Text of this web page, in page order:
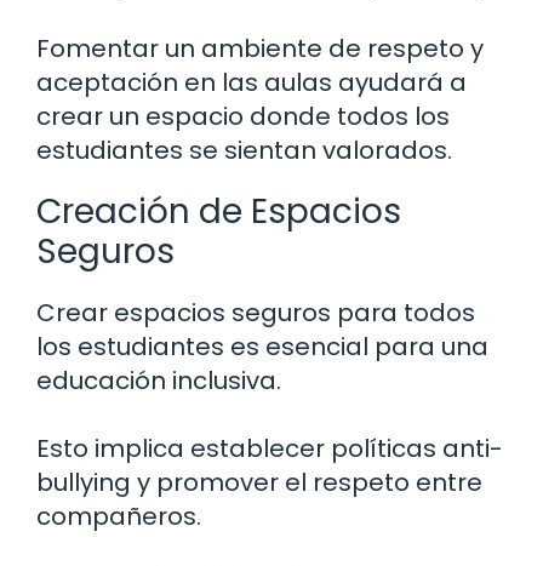
Fomentar un ambiente de respeto y
aceptación en las aulas ayudará a
crear un espacio donde todos los
estudiantes se sientan valorados.
Creación de Espacios
Seguros
Crear espacios seguros para todos
los estudiantes es esencial para una
educación inclusiva.
Esto implica establecer políticas anti-
bullying y promover el respeto entre
compañeros.